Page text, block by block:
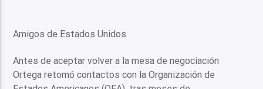
Amigos de Estados Unidos
Antes de aceptar volver a la mesa de negociación
Ortega retomó contactos con la Organización de